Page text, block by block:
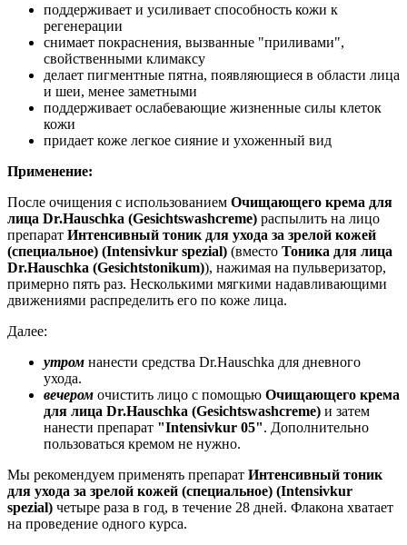
поддерживает и усиливает способность кожи к
регенерации
снимает покраснения, вызванные "приливами",
свойственными климаксу
делает пигментные пятна, появляющиеся в области лица
и шеи, менее заметными
поддерживает ослабевающие жизненные силы клеток
кожи
придает коже легкое сияние и ухоженный вид
Применение:
После очищения с использованием Очищающего крема для
лица Dr.Hauschka (Gesichtswashcreme) распылить на лицо
препарат Интенсивный тоник для ухода за зрелой кожей
(специальное) (Intensivkur spezial) (вместо Тоника для лица
Dr.Hauschka (Gesichtstonikum)), нажимая на пульверизатор,
примерно пять раз. Несколькими мягкими надавливающими
движениями распределить его по коже лица.
Далее:
утром нанести средства Dr.Hauschka для дневного
ухода.
вечером очистить лицо с помощью Очищающего крема
для лица Dr.Hauschka (Gesichtswashcreme) и затем
нанести препарат "Intensivkur 05". Дополнительно
пользоваться кремом не нужно.
Мы рекомендуем применять препарат Интенсивный тоник
для ухода за зрелой кожей (специальное) (Intensivkur
spezial) четыре раза в год, в течение 28 дней. Флакона хватает
на проведение одного курса.